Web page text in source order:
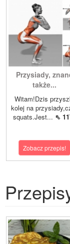
Przysiady,
także...
Witam!Dzis
kolej na
squats.Jest... ⇖
Zobacz przepis!